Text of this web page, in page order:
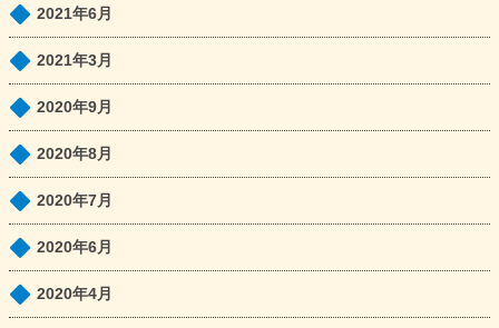
2021年6月
2021年3月
2020年9月
2020年8月
2020年7月
2020年6月
2020年4月